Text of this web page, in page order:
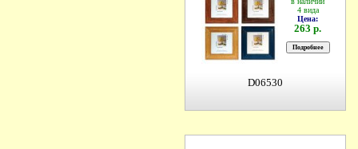
4 вида
Цена:
263 р.
D06530